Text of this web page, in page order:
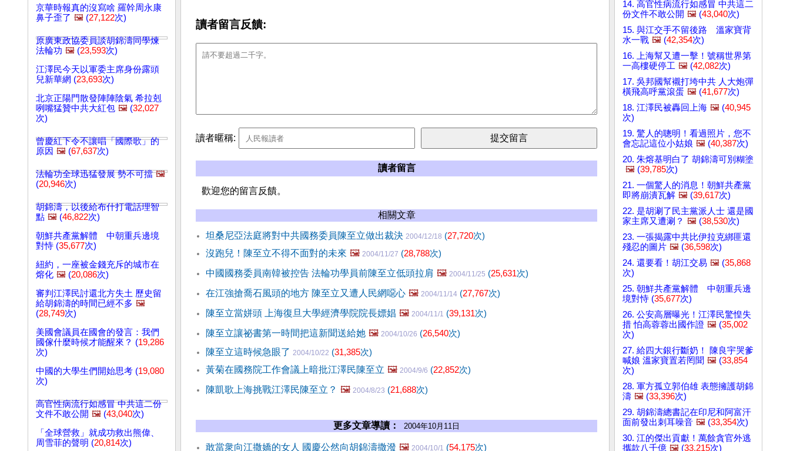
京華時報真的沒寫啥 羅幹周永康
鼻子歪了 🖼️ (27,122次)
原廣東政協委員談胡錦濤同學煉
法輪功 🖼️ (23,593次)
江澤民今天以軍委主席身份露頭
兒新華網 (23,693次)
北京正陽門散發陣陣陰氣 希拉剋
咧嘴猛贊中共大紅包 🖼️ (32,027
次)
曾慶紅下令不讓唱「國際歌」的
原因 🖼️ (67,637次)
法輪功全球迅猛發展 勢不可擋 🖼️
(20,946次)
胡錦濤，以後給布什打電話理智
點 🖼️ (46,822次)
朝鮮共產黨解體 中朝重兵邊境
對恃 (35,677次)
紐約，一座被金錢充斥的城市在
熔化 🖼️ (20,086次)
審判江澤民討還北方失土 歷史留
給胡錦濤的時間已經不多 🖼️
(28,749次)
美國會議員在國會的發言：我們
國傢什麼時候才能醒來？ (19,286
次)
中國的大學生們開始思考 (19,080
次)
高官性病流行如感冒 中共這二份
文件不敢公開 🖼️ (43,040次)
「全球營救」就成功救出熊偉、
周雪菲的聲明 (20,814次)
讀者留言反饋:
讀者暱稱:
讀者留言
歡迎您的留言反饋。
相關文章
坦桑尼亞法庭將對中共國務委員陳至立做出裁決 2004/12/18 (27,720次)
沒跑兒！陳至立不得不面對的未來 🖼️ 2004/11/27 (28,788次)
中國國務委員南韓被控告 法輪功學員前陳至立低頭拉肩 🖼️ 2004/11/25 (25,631次)
在江強搶喬石風頭的地方 陳至立又遭人民網噁心 🖼️ 2004/11/14 (27,767次)
陳至立當姘頭 上海復旦大學經濟學院院長嫖娼 🖼️ 2004/11/1 (39,131次)
陳至立讓祕書第一時間把這新聞送給她 🖼️ 2004/10/26 (26,540次)
陳至立這時候急眼了 2004/10/22 (31,385次)
黃菊在國務院工作會議上暗批江澤民陳至立 🖼️ 2004/9/6 (22,852次)
陳凱歌上海挑戰江澤民陳至立？ 🖼️ 2004/8/23 (21,688次)
更多文章導讀： 2004年10月11日
敢當衆向江撒嬌的女人 國慶公然向胡錦濤撒潑 🖼️ 2004/10/1 (54,175次)
14. 高官性病流行如感冒 中共這二
份文件不敢公開 🖼️ (43,040次)
15. 與江交手不留後路 溫家寶背
水一戰 🖼️ (42,354次)
16. 上海幫又遭一擊！號稱世界第
一高樓硬停工 🖼️ (42,082次)
17. 吳邦國幫襯打垮中共 人大炮彈
橫飛高呼黨滾蛋 🖼️ (41,677次)
18. 江澤民被轟回上海 🖼️ (40,945
次)
19. 驚人的聰明！看過照片，您不
會忘記這位小姑娘 🖼️ (40,387次)
20. 朱熔基明白了 胡錦濤可別糊塗
🖼️ (39,785次)
21. 一個驚人的消息！朝鮮共產黨
即將崩潰瓦解 🖼️ (39,617次)
22. 是胡涮了民主黨派人士 還是國
家主席又遭涮？ 🖼️ (38,530次)
23. 一張揭露中共比伊拉克綁匪還
殘忍的圖片 🖼️ (36,598次)
24. 還要看！胡江交易 🖼️ (35,868
次)
25. 朝鮮共產黨解體 中朝重兵邊
境對恃 (35,677次)
26. 公安高層曝光！江澤民驚惶失
措 怕高蓉蓉出國作證 🖼️ (35,002
次)
27. 給四大銀行斷奶！ 陳良宇哭爹
喊娘 溫家寶置若罔聞 🖼️ (33,854
次)
28. 軍方孤立郭伯雄 表態擁護胡錦
濤 🖼️ (33,396次)
29. 胡錦濤總書記在印尼和阿富汗
面前發出刺耳噪音 🖼️ (33,354次)
30. 江的傑出貢獻！萬餘貪官外逃
攜款八千億 🖼️ (33,215次)